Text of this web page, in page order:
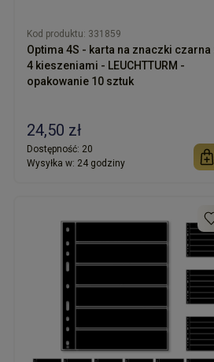
Kod produktu: 331859
Optima 4S - karta na znaczki czarna z
4 kieszeniami - LEUCHTTURM -
opakowanie 10 sztuk
24,50 zł
Dostępność: 20
Wysyłka w: 24 godziny